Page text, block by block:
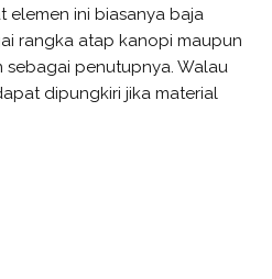
Baja
Ringan
Tidak
Mudah
elemen ini biasanya baja
rangka atap kanopi maupun
penutupnya. Walau
dipungkiri jika material